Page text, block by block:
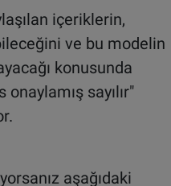
içeriklerin,
ve bu modelin
konusunda
onaylamış sayılır"
aşağıdaki